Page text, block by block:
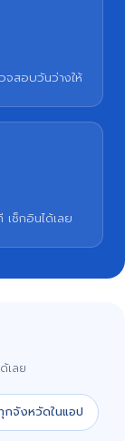
จสอบวันว่างให้
ช็กอินได้เลย
เลย
กจังหวัดในแอป